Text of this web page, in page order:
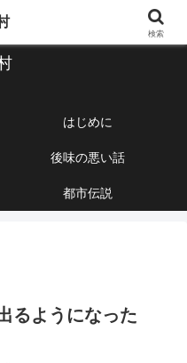
話を集めて紹介するサイト
はじめに
後味の悪い話
都市伝説
るようになった
検索